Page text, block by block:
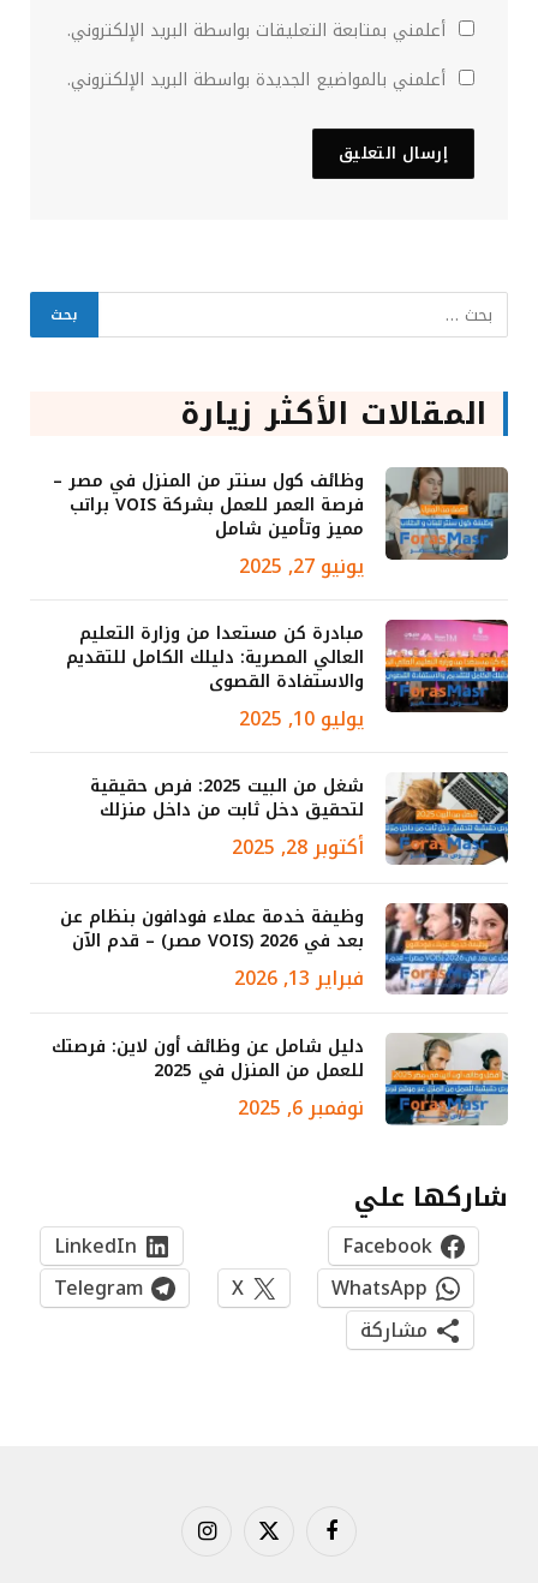
أعلمني بمتابعة التعليقات بواسطة البريد الإلكتروني.
أعلمني بالمواضيع الجديدة بواسطة البريد الإلكتروني.
المقالات الأكثر زيارة
وظائف كول سنتر من المنزل في مصر –
فرصة العمر للعمل بشركة VOIS براتب
مميز وتأمين شامل
يونيو 27, 2025
مبادرة كن مستعدا من وزارة التعليم
العالي المصرية: دليلك الكامل للتقديم
والاستفادة القصوى
يوليو 10, 2025
شغل من البيت 2025: فرص حقيقية
لتحقيق دخل ثابت من داخل منزلك
أكتوبر 28, 2025
وظيفة خدمة عملاء فودافون بنظام عن
بعد في 2026 (VOIS مصر) – قدم الآن
فبراير 13, 2026
دليل شامل عن وظائف أون لاين: فرصتك
للعمل من المنزل في 2025
نوفمبر 6, 2025
شاركها علي
Facebook
LinkedIn
WhatsApp
X
Telegram
مشاركة
فيسبوك X الانستغرام